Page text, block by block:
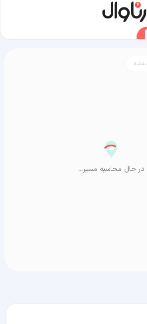
نقشه
در حال محاسبه مسیر...